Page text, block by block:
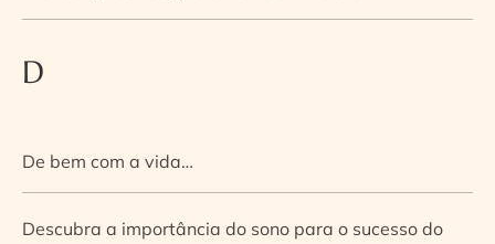
D
De bem com a vida…
Descubra a importância do sono para o sucesso do